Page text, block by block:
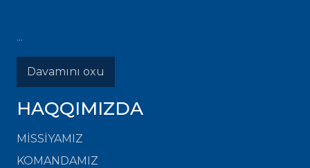
...
Davamını oxu
HAQQIMIZDA
MISSIYAMIZ
KOMANDAMIZ